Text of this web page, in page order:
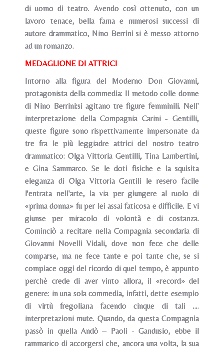
di uomo di teatro. Avendo così ottenuto, con un
lavoro tenace, bella fama e numerosi successi di
autore drammatico, Nino Berrini si è messo attorno
ad un romanzo.
MEDAGLIONE DI ATTRICI
Intorno alla figura del Moderno Don Giovanni,
protagonista della commedia: Il metodo colle donne
di Nino Berrini:si agitano tre figure femminili. Nell'
interpretazione della Compagnia Carini - Gentilli,
queste figure sono rispettivamente impersonate da
tre fra le più leggiadre attrici del nostro teatro
drammatico: Olga Vittoria Gentilli, Tina Lambertini,
e Gina Sammarco. Se le doti fisiche e la squisita
eleganza di Olga Vittoria Gentili le resero facile
l'entrata nell'arte, la via per giungere al ruolo di
«prima donna» fu per lei assai faticosa e difficile. E vi
giunse per miracolo di volontà e di costanza.
Cominciò a recitare nella Compagnia secondaria di
Giovanni Novelli Vidali, dove non fece che delle
comparse, ma ne fece tante e poi tante che, se si
compiace oggi del ricordo di quel tempo, è appunto
perchè crede di aver vinto allora, il «record» del
genere: in una sola commedia, infatti, dette esempio
di virtù fregoliana facendo cinque di tali ....
interpretazioni mute. Quando, da questa Compagnia
passò in quella Andò – Paoli - Gandusio, ebbe il
rammarico di accorgersi che, ancora una volta, la sua